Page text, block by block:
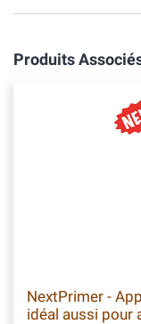
Produits
NextPrimer -
idéal aussi pour